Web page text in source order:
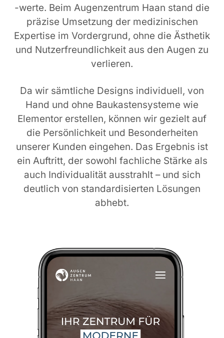
-werte. Beim Augenzentrum Haan stand die
präzise Umsetzung der medizinischen
Expertise im Vordergrund, ohne die Ästhetik
und Nutzerfreundlichkeit aus den Augen zu
verlieren.
Da wir sämtliche Designs individuell, von
Hand und ohne Baukastensysteme wie
Elementor erstellen, können wir gezielt auf
die Persönlichkeit und Besonderheiten
unserer Kunden eingehen. Das Ergebnis ist
ein Auftritt, der sowohl fachliche Stärke als
auch Individualität ausstrahlt – und sich
deutlich von standardisierten Lösungen
abhebt.